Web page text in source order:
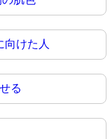
向けた人
る